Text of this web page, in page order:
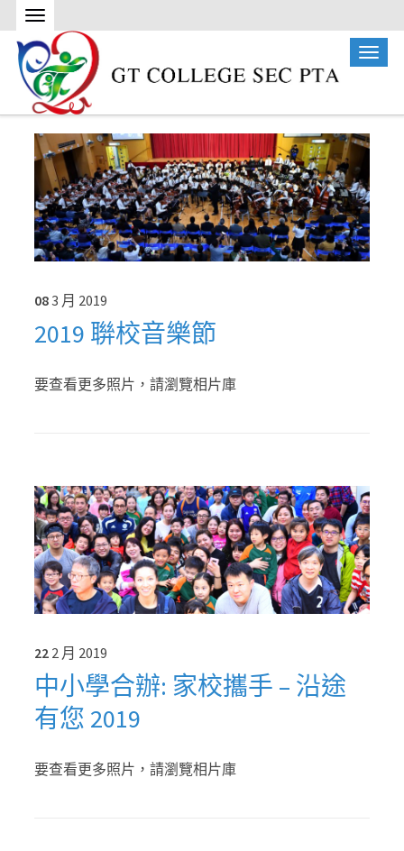
083 月 2019
2019 聨校音樂節
要查看更多照片，請瀏覽相片庫
22 2 月 2019
中小學合辦: 家校攜手 – 沿途
有您 2019
要查看更多照片，請瀏覽相片庫